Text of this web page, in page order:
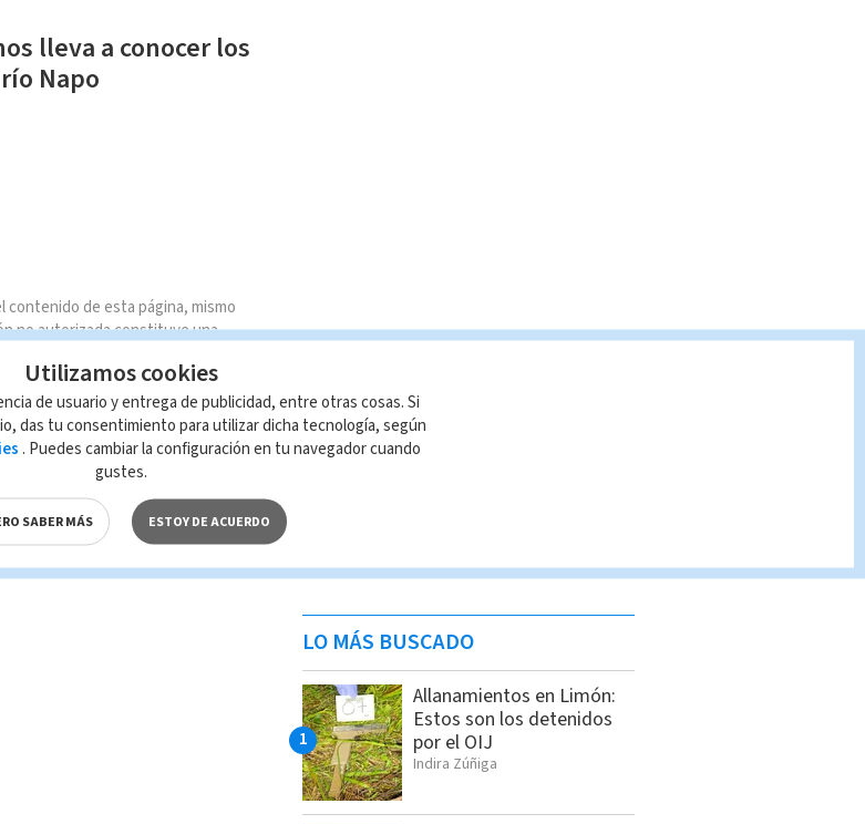
lleva a conocer los
Napo
contenido de esta página, mismo
no autorizada constituye una
LO MÁS BUSCADO
Allanamientos en Limón:
Estos son los detenidos
por el OIJ
Indira Zúñiga
Utilizamos cookies
de usuario y entrega de publicidad, entre otras cosas. Si
das tu consentimiento para utilizar dicha tecnología, según
. Puedes cambiar la configuración en tu navegador cuando
gustes.
SABER MÁS ESTOY DE ACUERDO